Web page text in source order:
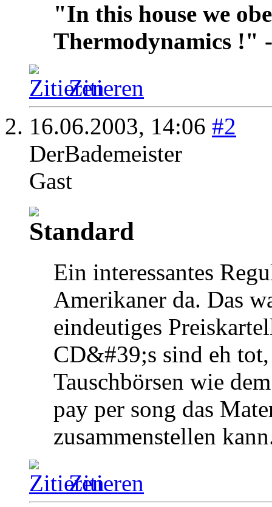
"In this house we
Thermodynamics !"
Zitieren
16.06.2003, 14:06 #2
DerBademeister
Gast
Ein interessantes
Amerikaner da. Das
eindeutiges
CD&#39;s sind eh
Tauschbörsen wie
pay per song das
zusammenstellen
Zitieren